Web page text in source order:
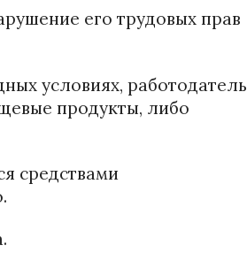
его трудовых прав
условиях, работодатель
продукты, либо
средствами